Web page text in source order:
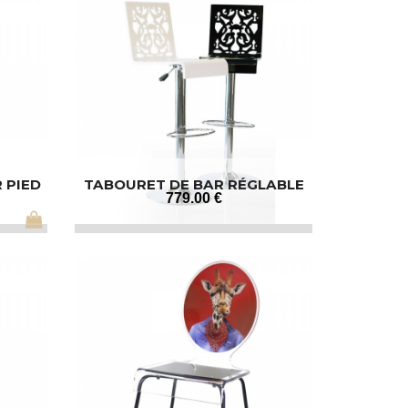
PIED TABOURET DE BAR RÉGLABLE
EN HAUTEUR
779.00 €